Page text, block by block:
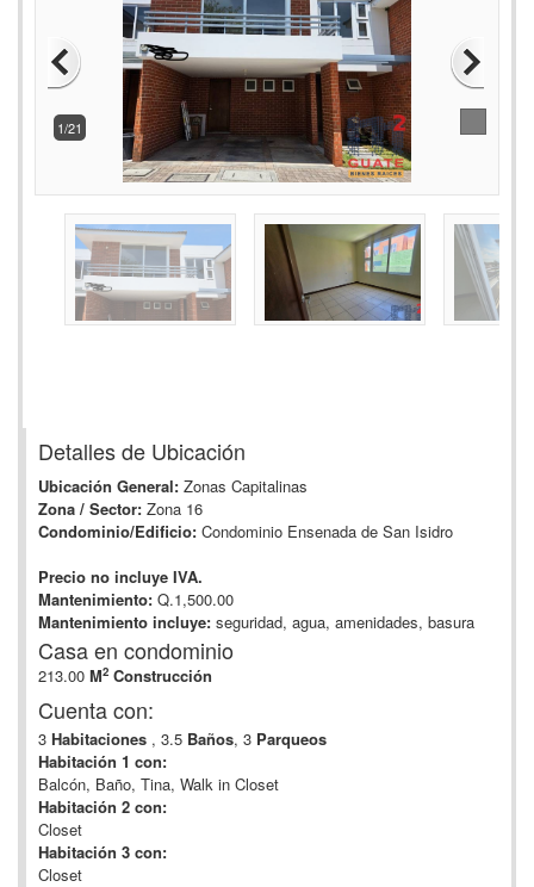
2/21
Detalles de Ubicación
Ubicación General: Zonas Capitalinas
Zona / Sector: Zona 16
Condominio/Edificio: Condominio Ensenada de San Isidro
Precio no incluye IVA.
Mantenimiento: Q.1,500.00
Mantenimiento incluye: seguridad, agua, amenidades, basura
Casa en condominio
213.00 M2 Construcción
Cuenta con:
3 Habitaciones , 3.5 Baños, 3 Parqueos
Habitación 1 con:
Balcón, Baño, Tina, Walk in Closet
Habitación 2 con:
Closet
Habitación 3 con:
Closet